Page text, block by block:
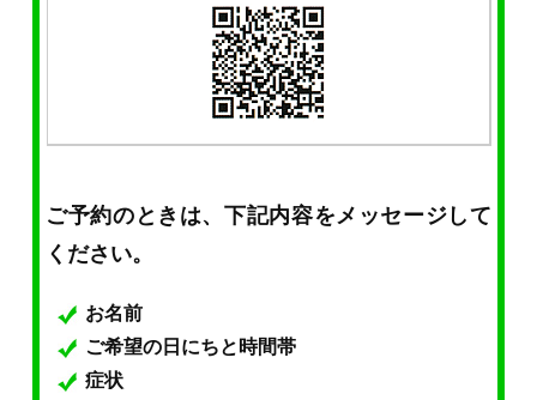
ご予約のときは、下記内容をメッセージして
ください。
お名前
ご希望の日にちと時間帯
症状